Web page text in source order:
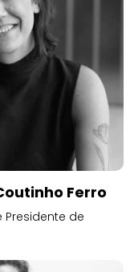
Ferro
Presidente de